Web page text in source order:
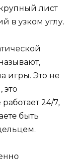
лист
в узком углу.
игры. Это не
это
24/7,
быть